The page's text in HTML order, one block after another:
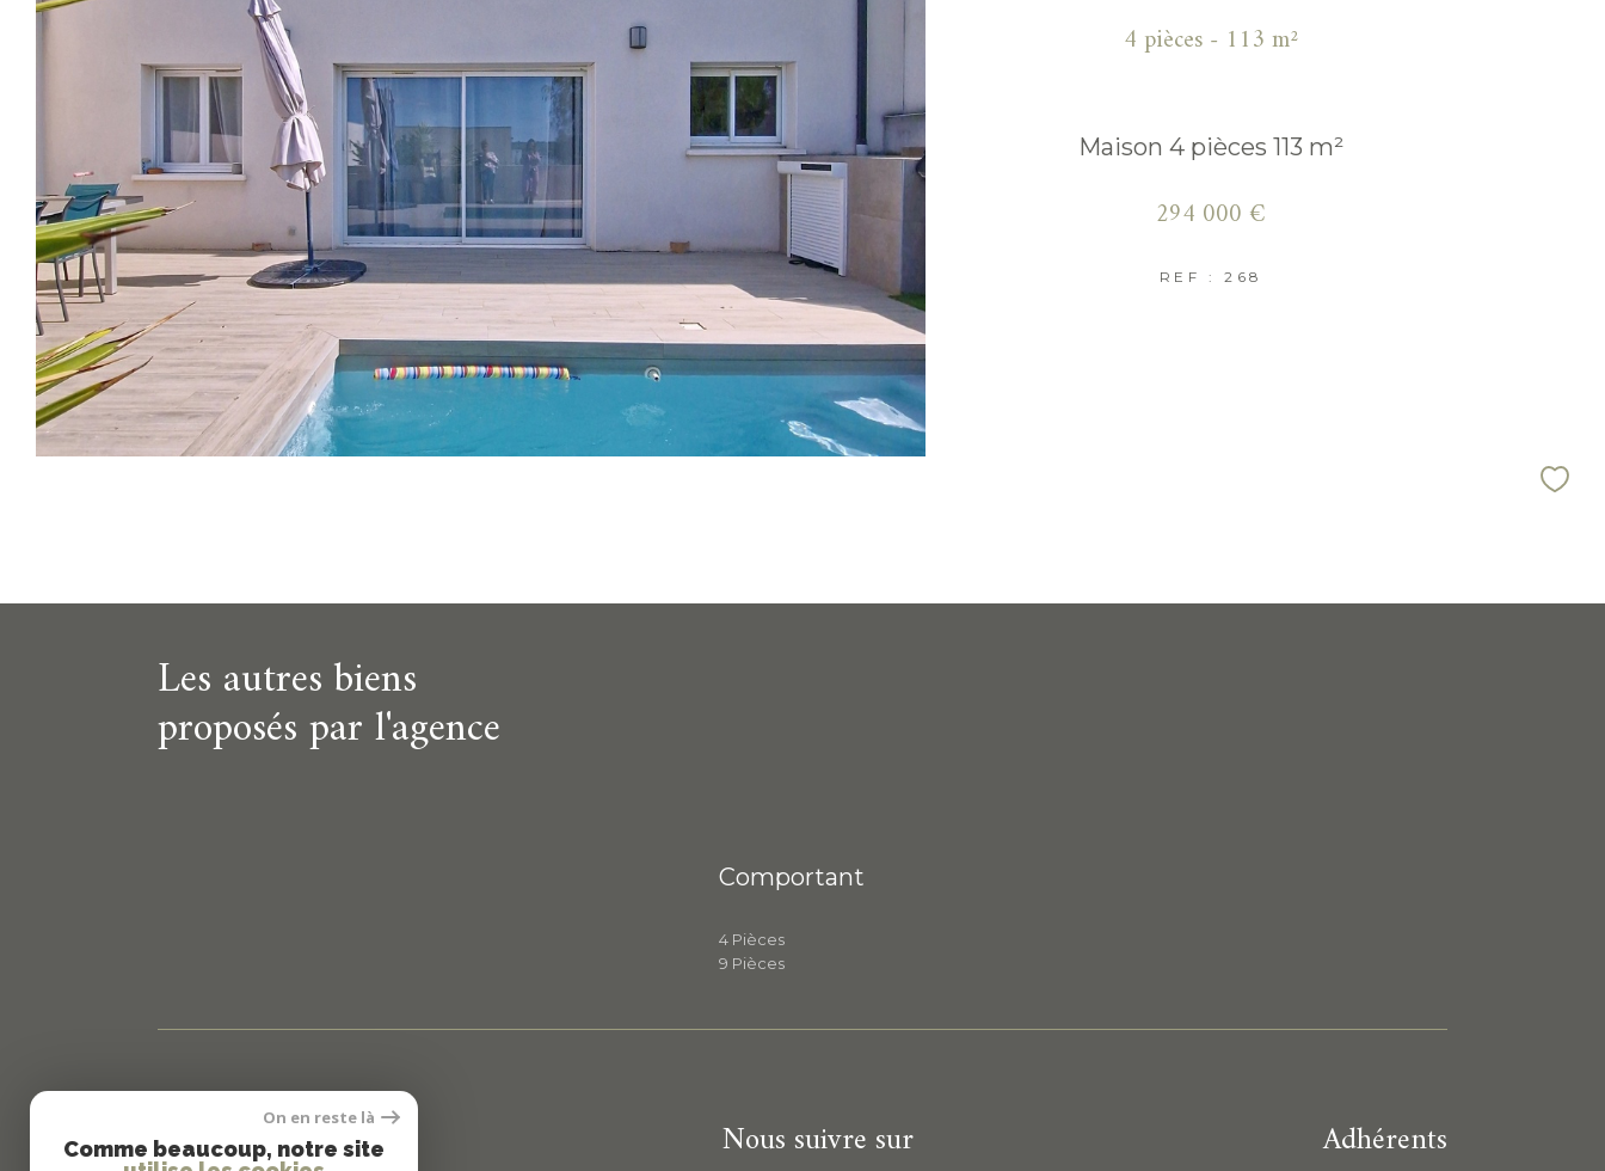
4 pièces - 113 m²
Maison 4 pièces 113 m²
294 000 €
REF : 268
Les autres biens
proposés par l'agence
Comportant
4 Pièces
9 Pièces
My Agency Nous suivre sur Adhérents
On en reste là
Comme beaucoup, notre site